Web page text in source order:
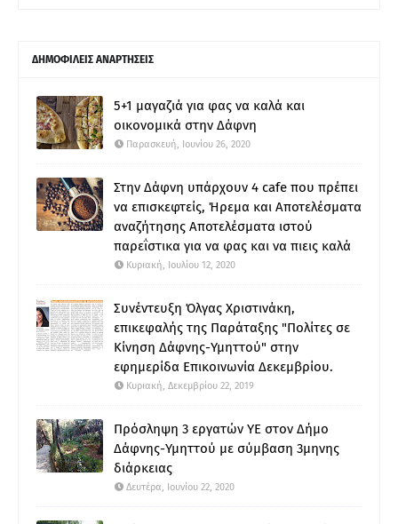
ΔΗΜΟΦΙΛΕΙΣ ΑΝΑΡΤΗΣΕΙΣ
5+1 μαγαζιά για φας να καλά και
οικονομικά στην Δάφνη
Παρασκευή, Ιουνίου 26, 2020
Στην Δάφνη υπάρχουν 4 cafe που πρέπει
να επισκεφτείς, Ήρεμα και Αποτελέσματα
αναζήτησης Αποτελέσματα ιστού
παρεΐστικα για να φας και να πιεις καλά
Κυριακή, Ιουλίου 12, 2020
Συνέντευξη Όλγας Χριστινάκη,
επικεφαλής της Παράταξης "Πολίτες σε
Κίνηση Δάφνης-Υμηττού" στην
εφημερίδα Επικοινωνία Δεκεμβρίου.
Κυριακή, Δεκεμβρίου 22, 2019
Πρόσληψη 3 εργατών ΥΕ στον Δήμο
Δάφνης-Υμηττού με σύμβαση 3μηνης
διάρκειας
Δευτέρα, Ιουνίου 22, 2020